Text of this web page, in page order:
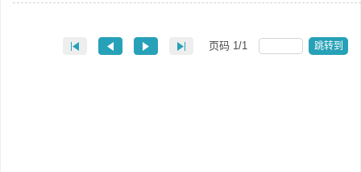
页码 1/1 跳转到